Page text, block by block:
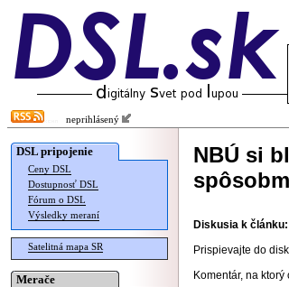
neprihlásený
DSL pripojenie
Ceny DSL
Dostupnosť DSL
Fórum o DSL
Výsledky meraní
Satelitná mapa SR
Merače
NBÚ si
Diskusia k článku:
Prispievajte do
Komentár, na